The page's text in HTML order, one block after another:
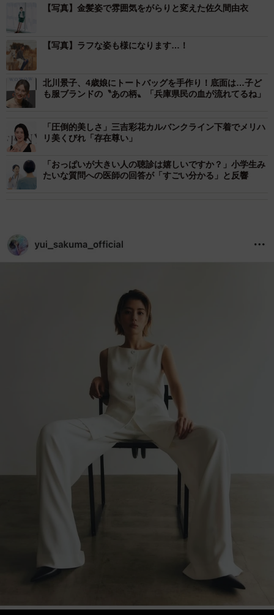
【写真】金髪姿で雰囲気をがらりと変えた佐久間由衣
【写真】ラフな姿も様になります…！
北川景子、4歳娘にトートバッグを手作り！底面は…子ど
も服ブランドの〝あの柄〟「兵庫県民の血が流れてるね」
「圧倒的美しさ」三吉彩花カルバンクライン下着でメリハ
リ美くびれ「存在尊い」
「おっぱいが大きい人の聴診は嬉しいですか？」小学生み
たいな質問への医師の回答が「すごい分かる」と反響